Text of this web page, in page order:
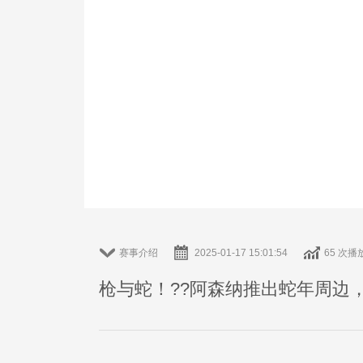
赛事介绍 2025-01-17 15:01:54 65 次播
枪与蛇！??阿森纳推出蛇年周边